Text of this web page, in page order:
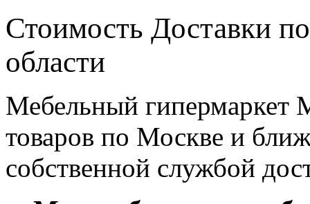
Стоимость Доставки
области
Мебельный гипермаркет
товаров по Москве и
собственной службой